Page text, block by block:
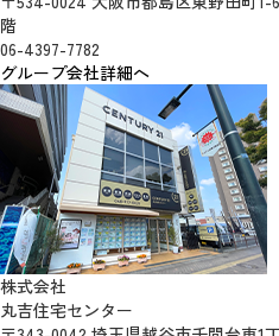
階
06-4397-7782
グループ会社詳細へ
株式会社
丸吉住宅センター